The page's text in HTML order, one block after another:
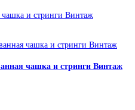
чашка и стринги Винтаж